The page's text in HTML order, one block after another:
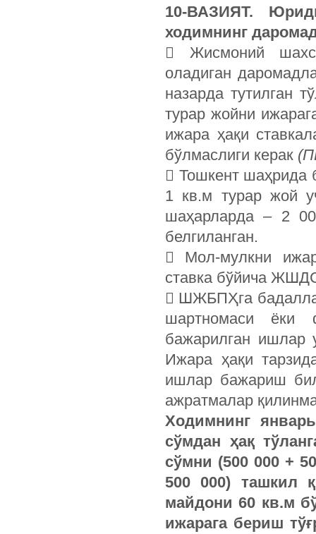
10-ВАЗИЯТ.
ходимнинг
 Жисмоний
оладиган
назарда тутилган
турар жойни
ижара ҳақи
бўлмаслиги керак
 Тошкент шаҳрида
1 кв.м турар жой
шаҳарларда – 2
белгиланган.
 Мол-мулкни
ставка бўйича
 ШЖБПҲга
шартномаси ёки
бажарилган ишлар
Ижара ҳақи
ишлар бажариш
ажратмалар
Ходимнинг
сўмдан ҳақ
сўмни (500 000 +
500 000) ташкил
майдони 60 кв.м
ижарага бериш